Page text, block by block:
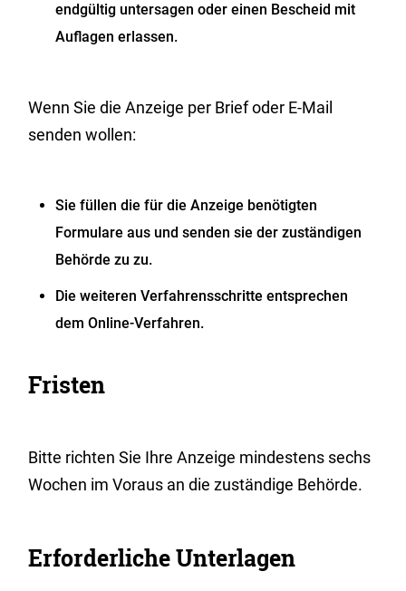
endgültig untersagen oder einen Bescheid mit
Auflagen erlassen.
Wenn Sie die Anzeige per Brief oder E-Mail
senden wollen:
Sie füllen die für die Anzeige benötigten
Formulare aus und senden sie der zuständigen
Behörde zu zu.
Die weiteren Verfahrensschritte entsprechen
dem Online-Verfahren.
Fristen
Bitte richten Sie Ihre Anzeige mindestens sechs
Wochen im Voraus an die zuständige Behörde.
Erforderliche Unterlagen